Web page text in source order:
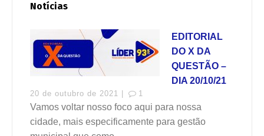
Notícias
EDITORIAL
DO X DA
QUESTÃO –
DIA 20/10/21
20 de outubro de 2021 | 1
Vamos voltar nosso foco aqui para nossa
cidade, mais especificamente para gestão